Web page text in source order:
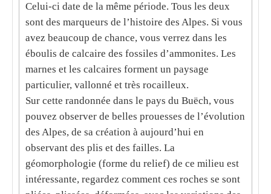
Celui-ci date de la même période. Tous les deux
sont des marqueurs de l’histoire des Alpes. Si vous
avez beaucoup de chance, vous verrez dans les
éboulis de calcaire des fossiles d’ammonites. Les
marnes et les calcaires forment un paysage
particulier, vallonné et très rocailleux.
Sur cette randonnée dans le pays du Buëch, vous
pouvez observer de belles prouesses de l’évolution
des Alpes, de sa création à aujourd’hui en
observant des plis et des failles. La
géomorphologie (forme du relief) de ce milieu est
intéressante, regardez comment ces roches se sont